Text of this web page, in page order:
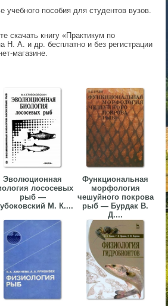
учебного пособия для студентов вузов.
скачать книгу «Практикум по
Н. А. и др. бесплатно и без регистрации
магазине.
Эволюционная
лососевых
рыб —
М. К....
Функциональная
морфология
чешуйного покрова
рыб — Бурдак В.
Д....